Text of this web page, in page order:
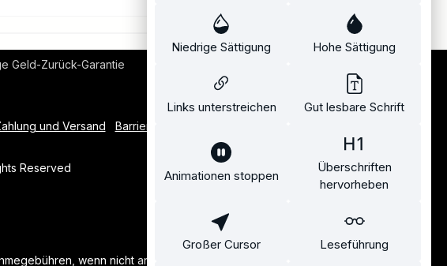
Geld-Zurück-Garantie
und Versand Barrierefreiheitserklärung
Reserved
wenn nicht anders angegeben.
Niedrige Sättigung Hohe Sättigung
Links unterstreichen Gut lesbare Schrift
Animationen stoppen
Überschriften
hervorheben
Großer Cursor Leseführung